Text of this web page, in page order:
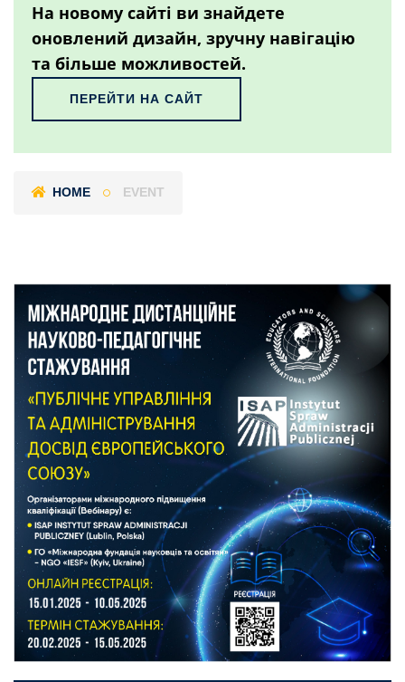
На новому сайті ви знайдете
оновлений дизайн, зручну навігацію
та більше можливостей.
ПЕРЕЙТИ НА САЙТ
HOME EVENT